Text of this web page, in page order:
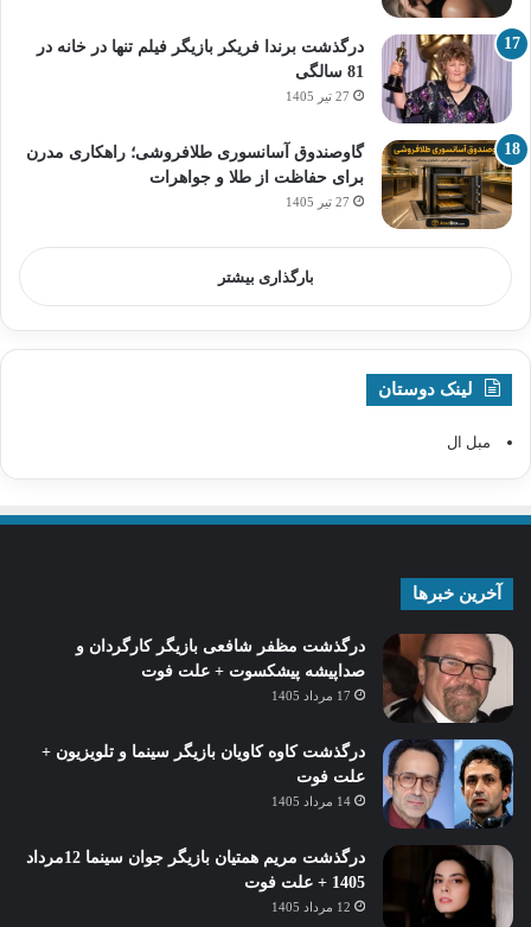
درگذشت برندا فریکر بازیگر فیلم تنها در خانه در
81 سالگی
27 تیر 1405
گاوصندوق آسانسوری طلافروشی؛ راهکاری مدرن
برای حفاظت از طلا و جواهرات
27 تیر 1405
بارگذاری بیشتر
لینک دوستان
مبل ال
آخرین خبرها
درگذشت مظفر شافعی بازیگر کارگردان و
صداپیشه پیشکسوت + علت فوت
17 مرداد 1405
درگذشت کاوه کاویان بازیگر سینما و تلویزیون +
علت فوت
14 مرداد 1405
درگذشت مریم همتیان بازیگر جوان سینما 12مرداد
1405 + علت فوت
12 مرداد 1405